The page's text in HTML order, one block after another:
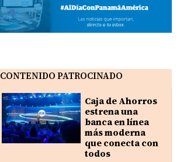
CONTENIDO PATROCINADO
Caja de Ahorros
estrena una
banca en línea
más moderna
que conecta con
todos